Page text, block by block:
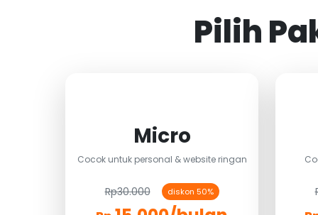
Pilih
Micro
Cocok untuk personal & website ringan
Rp30.000 diskon 50%